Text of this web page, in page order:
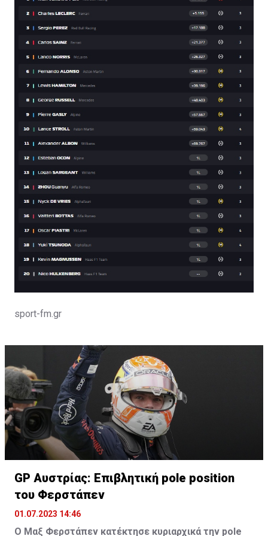
sport-fm.gr
GP Αυστρίας: Επιβλητική pole position
του Φερστάπεν
01.07.2023 14:46
Ο Μαξ Φερστάπεν κατέκτησε κυριαρχικά την pole